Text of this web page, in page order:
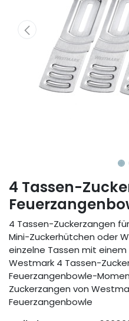
4 Tassen-
4 Tassen-Zuckerzangen
Mini-Zuckerhütchen oder
einzelne Tassen mit
Westmark 4 Tassen-
Feuerzangenbowle-
Zuckerzangen von
Feuerzangenbowle